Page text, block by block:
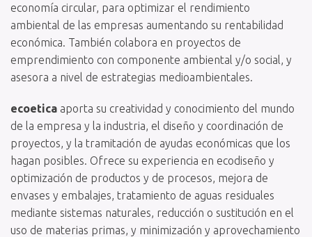
economía circular, para optimizar el rendimiento
ambiental de las empresas aumentando su rentabilidad
económica. También colabora en proyectos de
emprendimiento con componente ambiental y/o social, y
asesora a nivel de estrategias medioambientales.
ecoetica aporta su creatividad y conocimiento del mundo
de la empresa y la industria, el diseño y coordinación de
proyectos, y la tramitación de ayudas económicas que los
hagan posibles. Ofrece su experiencia en ecodiseño y
optimización de productos y de procesos, mejora de
envases y embalajes, tratamiento de aguas residuales
mediante sistemas naturales, reducción o sustitución en el
uso de materias primas, y minimización y aprovechamiento